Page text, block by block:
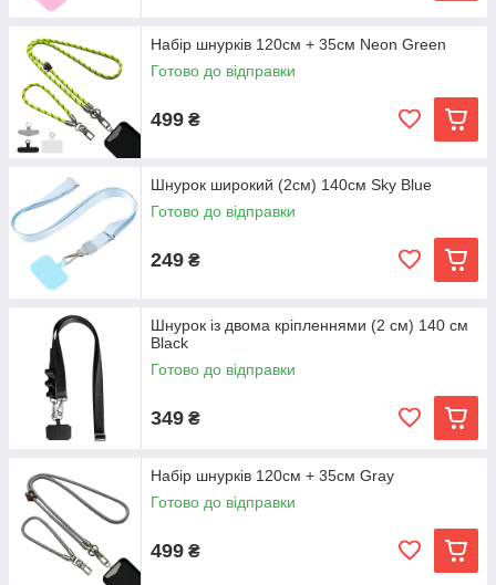
Набір шнурків 120см + 35см Neon Green
Готово до відправки
499 ₴
Шнурок широкий (2см) 140см Sky Blue
Готово до відправки
249 ₴
Шнурок із двома кріпленнями (2 см) 140 см
Black
Готово до відправки
349 ₴
Набір шнурків 120см + 35см Gray
Готово до відправки
499 ₴